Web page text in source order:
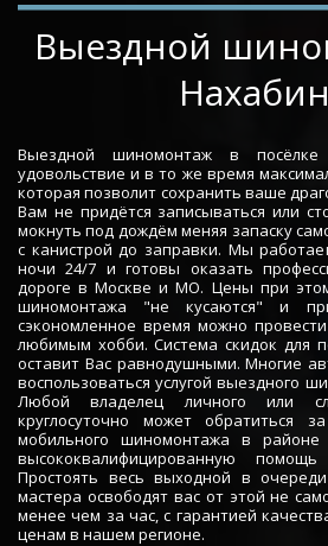
­­­­Выездной
Выездной шиномонтаж в посёлке
удовольствие и в то же время
которая позволит сохранить ваше
Вам не придётся записываться или
мокнуть под дождём меняя запаску
с канистрой до заправки. Мы
ночи 24/7 и готовы оказать
дороге в Москве и МО. Цены при
шиномонтажа "не кусаются" и
сэкономленное время можно
любимым хобби. Система скидок для
оставит Вас равнодушными. Многие
воспользоваться услугой выездного
Любой владелец личного или
круглосуточно может обратиться
мобильного шиномонтажа в
высококвалифицированную
Простоять весь выходной в
мастера освободят вас от этой не
менее чем за час, с гарантией
ценам в нашем регионе.